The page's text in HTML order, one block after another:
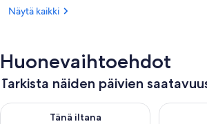
Näytä kaikki
Huonevaihtoehdot
Tarkista näiden päivien
Tänä iltana
Tarkista tämän illan saatavuus elok. 8 -
Tarkista